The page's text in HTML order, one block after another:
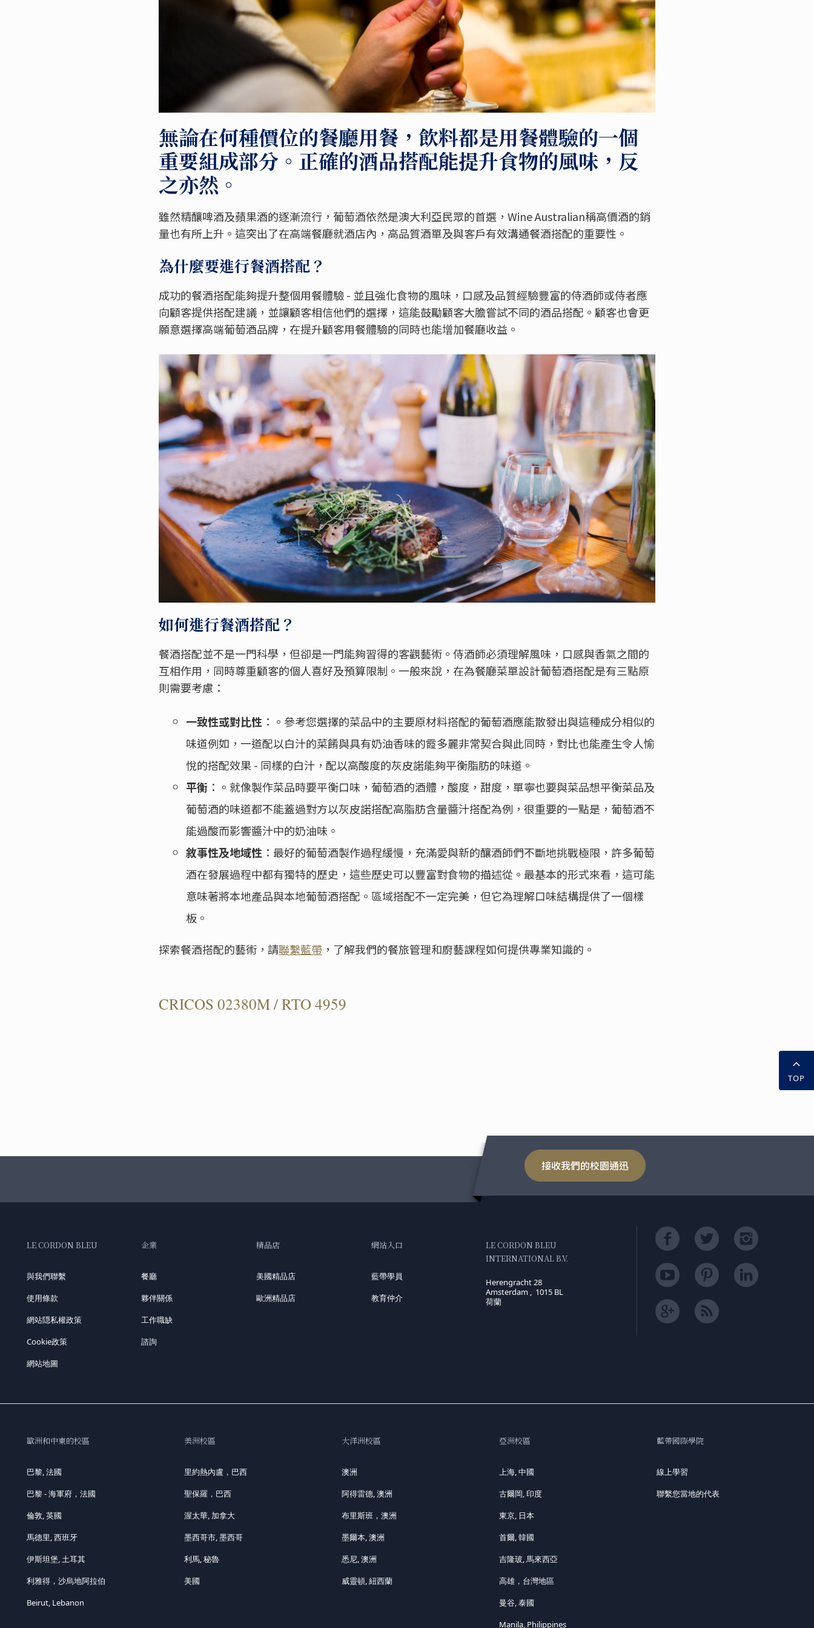
無論在何種價位的餐廳用餐，飲料都是用餐體驗的一個
重要組成部分。正確的酒品搭配能提升食物的風味，反
之亦然。
雖然精釀啤酒及蘋果酒的逐漸流行，葡萄酒依然是澳大利亞民眾的首選，Wine Australian稱高價酒的銷
量也有所上升。這突出了在高端餐廳就酒店內，高品質酒單及與客戶有效溝通餐酒搭配的重要性。
為什麼要進行餐酒搭配？
成功的餐酒搭配能夠提升整個用餐體驗 - 並且強化食物的風味，口感及品質經驗豐富的侍酒師或侍者應
向顧客提供搭配建議，並讓顧客相信他們的選擇，這能鼓勵顧客大膽嘗試不同的酒品搭配。顧客也會更
願意選擇高端葡萄酒品牌，在提升顧客用餐體驗的同時也能增加餐廳收益。
如何進行餐酒搭配？
餐酒搭配並不是一門科學，但卻是一門能夠習得的客觀藝術。侍酒師必須理解風味，口感與香氣之間的
互相作用，同時尊重顧客的個人喜好及預算限制。一般來說，在為餐廳菜單設計葡萄酒搭配是有三點原
則需要考慮：
一致性或對比性：。參考您選擇的菜品中的主要原材料搭配的葡萄酒應能散發出與這種成分相似的
味道例如，一道配以白汁的菜餚與具有奶油香味的霞多麗非常契合與此同時，對比也能產生令人愉
悅的搭配效果 - 同樣的白汁，配以高酸度的灰皮諾能夠平衡脂肪的味道。
平衡 ：。就像製作菜品時要平衡口味，葡萄酒的酒體，酸度，甜度，單寧也要與菜品想平衡菜品及
葡萄酒的味道都不能蓋過對方以灰皮諾搭配高脂肪含量醬汁搭配為例，很重要的一點是，葡萄酒不
能過酸而影響醬汁中的奶油味。
敘事性及地域性：最好的葡萄酒製作過程緩慢，充滿愛與新的釀酒師們不斷地挑戰極限，許多葡萄
酒在發展過程中都有獨特的歷史，這些歷史可以豐富對食物的描述從。最基本的形式來看，這可能
意味著將本地產品與本地葡萄酒搭配。區域搭配不一定完美，但它為理解口味結構提供了一個樣
板。
探索餐酒搭配的藝術，請聯繫藍帶 ，了解我們的餐旅管理和廚藝課程如何提供專業知識的。
CRICOS 02380M / RTO 4959
接收我們的校園通迅
TOP
LE CORDON BLEU
與我們聯繫
使用條款
網站隠私權政策
Cookie政策
網站地圖
企業
餐廳
夥伴關係
工作職缺
諮詢
精品店
美國精品店
歐洲精品店
網站入口
藍帶學員
教育仲介
LE CORDON BLEU
INTERNATIONAL B.V.
Herengracht 28
Amsterdam , 1015 BL
荷蘭
歐洲和中東的校區
巴黎, 法國
巴黎 - 海軍府，法國
倫敦, 英國
馬德里, 西班牙
伊斯坦堡, 土耳其
利雅得，沙烏地阿拉伯
Beirut, Lebanon
美洲校區
里約熱內盧，巴西
聖保羅，巴西
渥太華, 加拿大
墨西哥市, 墨西哥
利馬, 秘魯
美國
大洋洲校區
澳洲
阿得雷德, 澳洲
布里斯班，澳洲
墨爾本, 澳洲
悉尼, 澳洲
威靈頓, 紐西蘭
亞洲校區
上海, 中國
古爾岡, 印度
東京, 日本
首爾, 韓國
吉隆玻, 馬來西亞
高雄，台灣地區
曼谷, 泰國
Manila, Philippines
藍帶國際學院
線上學習
聯繫您當地的代表